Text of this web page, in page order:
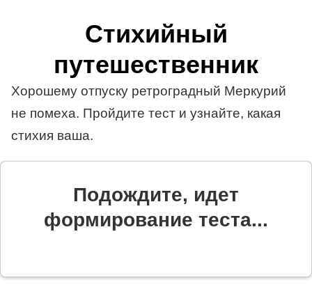
Стихийный
путешественник
Хорошему отпуску ретроградный Меркурий
не помеха. Пройдите тест и узнайте, какая
стихия ваша.
Подождите, идет
формирование теста...